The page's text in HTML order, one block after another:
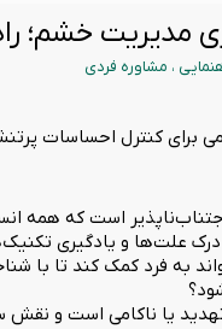
مدیریت خشم؛
، مشاوره فردی
برای کنترل احساسات
است که همه
علت‌ها و یادگیری
به فرد کمک کند تا با
یا ناکامی است و نقش
بیش
مشاوره
تست
تست